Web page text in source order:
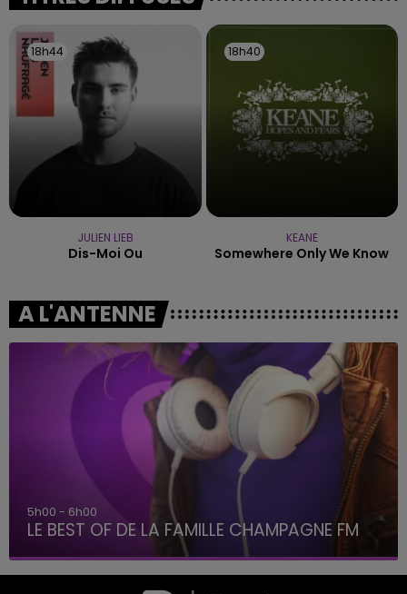
18h44
18h44
JULIEN LIEB
Dis-Moi Ou
18h40
18h40
KEANE
Somewhere Only We Know
A L'ANTENNE
6h00 - 10h00
La Famille